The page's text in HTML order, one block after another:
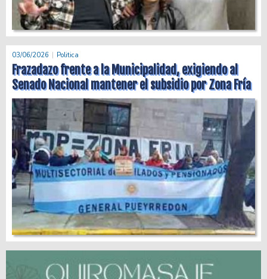
03/06/2026 Politica
Frazadazo frente a la Municipalidad, exigiendo al
Senado Nacional mantener el subsidio por Zona Fría